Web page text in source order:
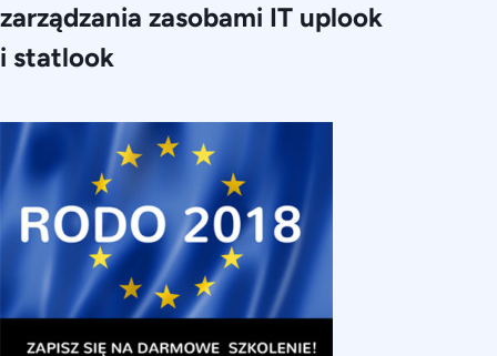
zarządzania zasobami IT uplook
i statlook